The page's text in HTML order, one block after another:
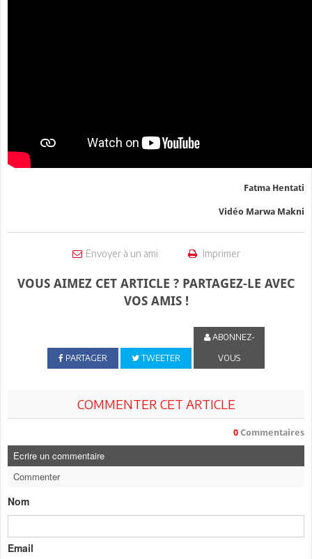
Fatma Hentati
Vidéo Marwa Makni
Envoyer à un ami Imprimer
VOUS AIMEZ CET ARTICLE ? PARTAGEZ-LE AVEC
VOS AMIS !
PARTAGER TWEETER
ABONNEZ-
VOUS
COMMENTER CET ARTICLE
0 Commentaires
Ecrire un commentaire
Commenter
Nom
Email